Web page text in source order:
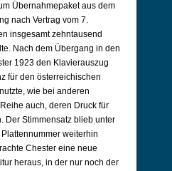
Übernahmepaket aus dem
nach Vertrag vom 7.
insgesamt zehntausend
Nach dem Übergang in den
1923 den Klavierauszug
für den österreichischen
wie bei anderen
auch, deren Druck für
Der Stimmensatz blieb unter
weiterhin
Chester eine neue
heraus, in der nur noch der